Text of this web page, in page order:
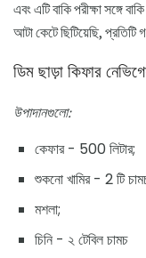
এবং এটি বাকি পরীক্ষা সঙ্গে
আটা কেটে ছিটিয়েছি, প্রতিটি
ডিম ছাড়া কিফার
উপাদানগুলো:
কেফার - 500 লিটার;
শুকনো খামির - 2 টি
মশলা;
চিনি - ২ টেবিল চামচ